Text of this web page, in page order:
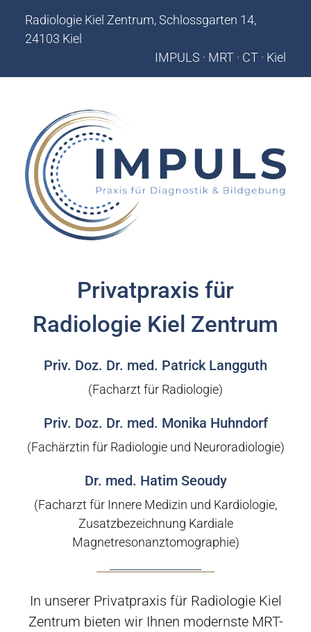
Inhalt
springen
Radiologie Kiel Zentrum, Schlossgarten 14,
24103 Kiel
IMPULS · MRT · CT · Kiel
Privatpraxis für
Radiologie Kiel Zentrum
Priv. Doz. Dr. med. Patrick Langguth
(Facharzt für Radiologie)
Priv. Doz. Dr. med. Monika Huhndorf
(Fachärztin für Radiologie und Neuroradiologie)
Dr. med. Hatim Seoudy
(Facharzt für Innere Medizin und Kardiologie,
Zusatzbezeichnung Kardiale
Magnetresonanztomographie)
In unserer Privatpraxis für Radiologie Kiel
Zentrum bieten wir Ihnen modernste MRT-